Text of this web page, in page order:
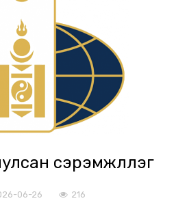
сэрэмжлүүлэг
06-26 216